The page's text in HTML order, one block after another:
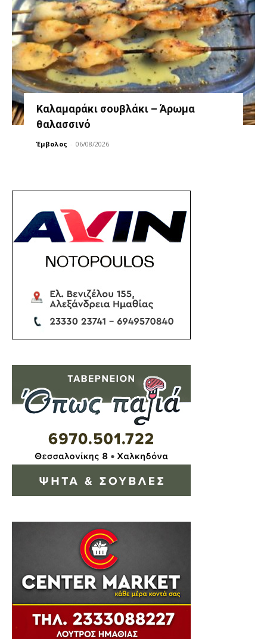
Καλαμαράκι σουβλάκι – Άρωμα
θαλασσινό
Έμβολος - 06/08/2026